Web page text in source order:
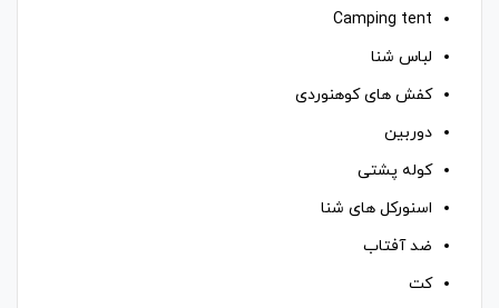
Camping tent
لباس شنا
کفش های کوهنوردی
دوربین
کوله پشتی
اسنورکل های شنا
ضد آفتاب
کت